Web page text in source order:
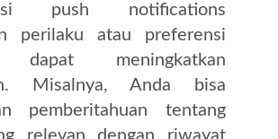
push notifications
perilaku atau preferensi
dapat meningkatkan
Misalnya, Anda bisa
pemberitahuan tentang